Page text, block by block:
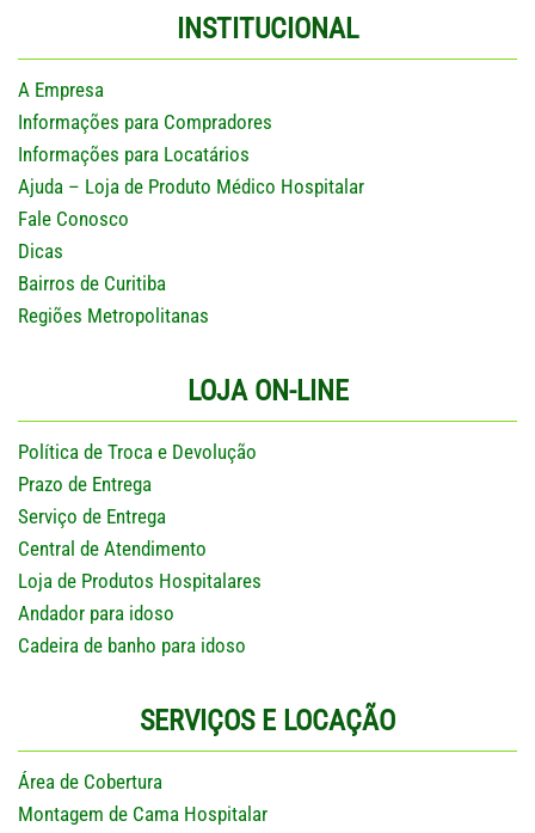
INSTITUCIONAL
A Empresa
Informações para Compradores
Informações para Locatários
Ajuda – Loja de Produto Médico Hospitalar
Fale Conosco
Dicas
Bairros de Curitiba
Regiões Metropolitanas
LOJA ON-LINE
Política de Troca e Devolução
Prazo de Entrega
Serviço de Entrega
Central de Atendimento
Loja de Produtos Hospitalares
Andador para idoso
Cadeira de banho para idoso
SERVIÇOS E LOCAÇÃO
Área de Cobertura
Montagem de Cama Hospitalar